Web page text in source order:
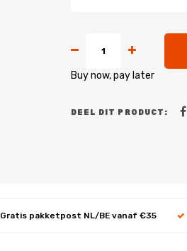
Buy now, pay later
DEEL DIT PRODUCT:
Gratis pakketpost NL/BE vanaf €35